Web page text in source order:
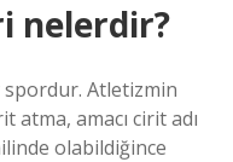
nelerdir?
Atletizmin
atma, amacı cirit adı
olabildiğince